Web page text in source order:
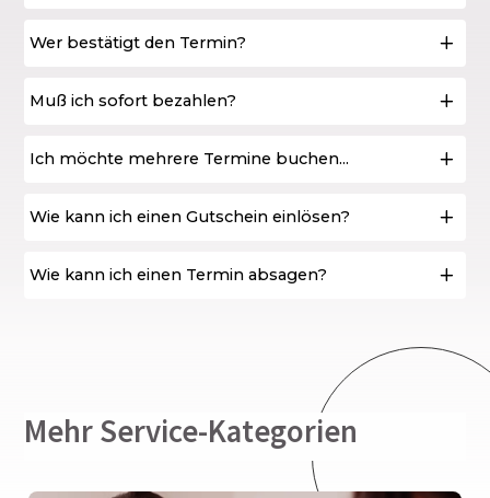
Wer bestätigt den Termin?
Muß ich sofort bezahlen?
Ich möchte mehrere Termine buchen...
Wie kann ich einen Gutschein einlösen?
Wie kann ich einen Termin absagen?
Mehr Service-Kategorien